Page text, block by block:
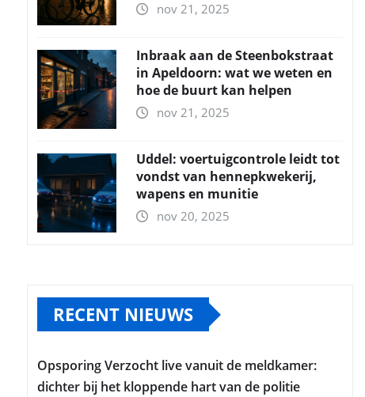
nov 21, 2025
Inbraak aan de Steenbokstraat
in Apeldoorn: wat we weten en
hoe de buurt kan helpen
nov 21, 2025
Uddel: voertuigcontrole leidt tot
vondst van hennepkwekerij,
wapens en munitie
nov 20, 2025
RECENT NIEUWS
Opsporing Verzocht live vanuit de meldkamer:
dichter bij het kloppende hart van de politie